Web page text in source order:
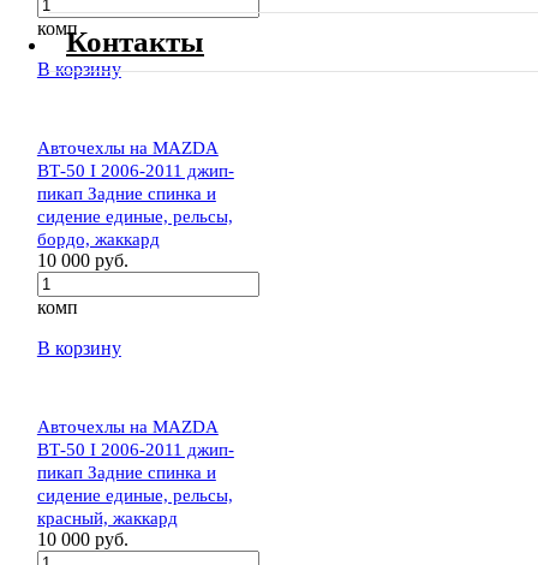
комп
В корзину
Авточехлы на MAZDA
BТ-50 I 2006-2011 джип-
пикап Задние спинка и
сидение единые, рельсы,
бордо, жаккард
10 000 руб.
комп
В корзину
Авточехлы на MAZDA
BТ-50 I 2006-2011 джип-
пикап Задние спинка и
сидение единые, рельсы,
красный, жаккард
10 000 руб.
Контакты